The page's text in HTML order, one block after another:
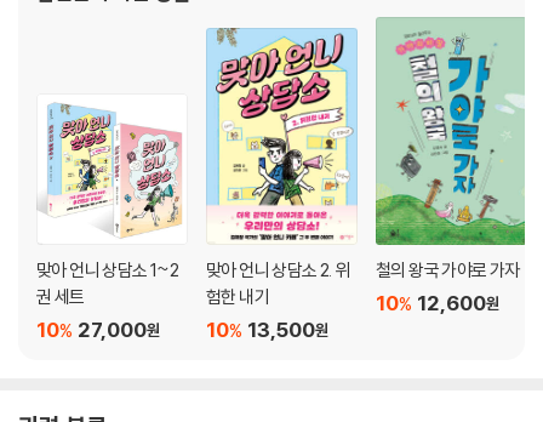
맞아 언니 상담소 1~2
권 세트
27,000원
10%
맞아 언니 상담소 2. 위
험한 내기
13,500원
10%
철의 왕국 가야로 가자
12,600원
10%